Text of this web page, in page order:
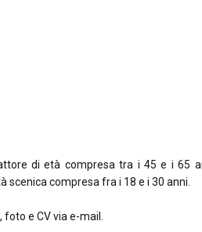
di età compresa tra i 45 e i 65
compresa fra i 18 e i 30 anni.
e CV via e-mail.